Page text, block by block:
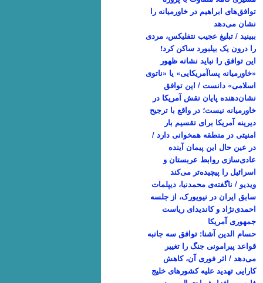
توافق‌های ابراهیم در خاورمیانه را
نشان می‌دهد
ببینید / تبلیغ عجیب نتفلیکس، مردی
را درون یک بیلبورد ساکن کرد!
این توافق را نباید نشانه ظهور
«خاورمیانه پساآمریکایی» یا «ناتوی
اسلامی» دانست / این توافق
نشان‌دهنده پایان نقش آمریکا در
خاورمیانه نیست؛ در واقع با ترجیح
دیرینه آمریکا برای تقسیم بار
امنیتی در منطقه همخوانی دارد /
در عین حال این پیمان آینده
عادی‌سازی روابط عربستان و
اسرائیل را پیچیده‌تر می‌کند
ویدیو / ناگفته‌‌ی محمدنیا، دیپلمات
سابق ایران در نیویورک، از جلسه
احمدی‌نژاد و کاندیدای ریاست
جمهوری آمریکا
حسام الدین آشنا: توافق سه جانبه
قواعد پیرامونی جنگ را تغییر
می‌دهد / اثر فوری آن، کاهش
کارایی تهدید علیه کشور‌های خلیج